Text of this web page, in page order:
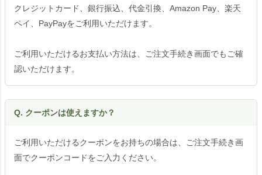
クレジットカード、銀行振込、代金引換、Amazon Pay、楽天
ペイ、PayPayをご利用いただけます。
ご利用いただけるお支払い方法は、ご注文手続き画面でもご確
認いただけます。
Q. クーポンは使えますか？
ご利用いただけるクーポンをお持ちの場合は、ご注文手続き画
面でクーポンコードをご入力ください。